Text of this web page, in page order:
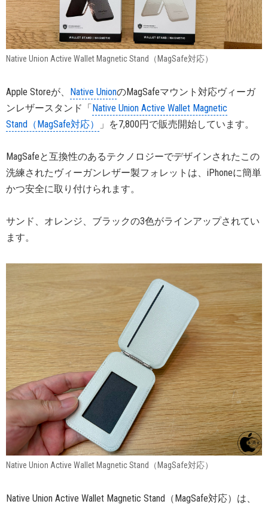
Native Union Active Wallet Magnetic Stand（MagSafe対応）
Apple Storeが、 Native UnionのMagSafeマウント対応ヴィーガ
ンレザースタンド「Native Union Active Wallet Magnetic
Stand（MagSafe対応）
」を7,800円で販売開始しています。
MagSafeと互換性のあるテクノロジーでデザインされたこの
洗練されたヴィーガンレザー製フォレットは、iPhoneに簡単
かつ安全に取り付けられます。
サンド、オレンジ、ブラックの3色がラインアップされてい
ます。
Native Union Active Wallet Magnetic Stand（MagSafe対応）
Native Union Active Wallet Magnetic Stand（MagSafe対応）は、